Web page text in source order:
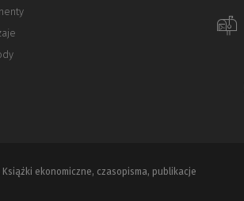
ekonomiczne, czasopisma, publikacje